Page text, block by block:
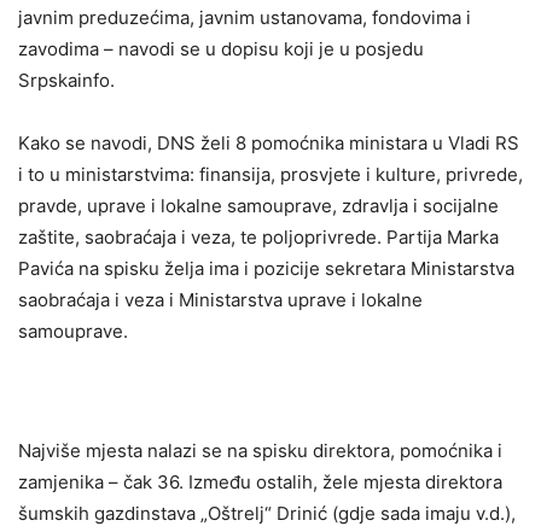
javnim preduzećima, javnim ustanovama, fondovima i
zavodima – navodi se u dopisu koji je u posjedu
Srpskainfo.
Kako se navodi, DNS želi 8 pomoćnika ministara u Vladi RS
i to u ministarstvima: finansija, prosvjete i kulture, privrede,
pravde, uprave i lokalne samouprave, zdravlja i socijalne
zaštite, saobraćaja i veza, te poljoprivrede. Partija Marka
Pavića na spisku želja ima i pozicije sekretara Ministarstva
saobraćaja i veza i Ministarstva uprave i lokalne
samouprave.
Najviše mjesta nalazi se na spisku direktora, pomoćnika i
zamjenika – čak 36. Između ostalih, žele mjesta direktora
šumskih gazdinstava „Oštrelj“ Drinić (gdje sada imaju v.d.),